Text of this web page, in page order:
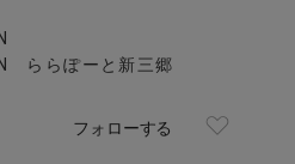
ららぽーと新三郷
フォローする